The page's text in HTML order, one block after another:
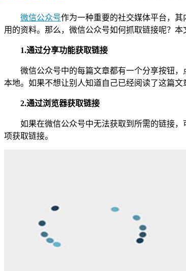
微信公众号作为一种重要的社交媒体平台，
用的资料。那么，微信公众号如何抓取链接呢？本
1.通过分享功能获取链接
微信公众号中的每篇文章都有一个分享按钮
本地。如果不想让别人知道自己已经阅读了这篇文
2.通过浏览器获取链接
如果在微信公众号中无法获取到所需的链接
项获取链接。